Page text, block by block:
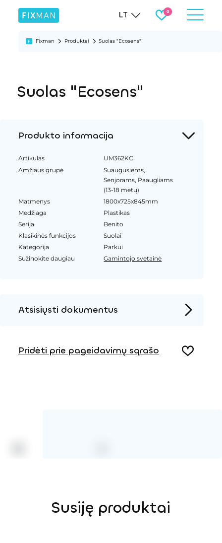
LT
Fixman Produktai Suolas "Ecosens"
Suolas "Ecosens"
Produkto informacija
Artikulas
UM362KC
Amžiaus grupė
Suaugusiems,
Senjorams, Paaugliams
(13-18 metų)
Matmenys
1800x725x845mm
Medžiaga
Plastikas
Serija
Benito
Klasikinės funkcijos
Suolai
Kategorija
Parkui
Sužinokite daugiau
Gamintojo svetainė
Atsisiųsti dokumentus
Pridėti prie pageidavimų sąrašo
Susiję produktai